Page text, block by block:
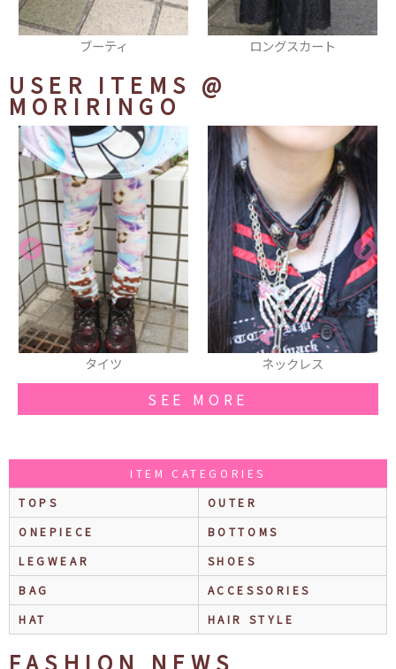
ブーティ ロングスカート
USER ITEMS @
MORIRINGO
タイツ ネックレス
SEE MORE
ITEM CATEGORIES
TOPS
OUTER
ONEPIECE
BOTTOMS
LEGWEAR
SHOES
BAG
ACCESSORIES
HAT
HAIR STYLE
FASHION NEWS